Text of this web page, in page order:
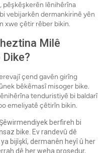
pêşkêşkerên lênihêrîna
vebijarkên dermankirinê yên
xwe çêtir rêber bikin.
Milê
çend gavên girîng
bêkêmasî misoger bike.
tenduristiyê bi baldarî
emeliyatê çêtirîn bikin.
berfireh bi
bike. Ev randevû dê
bijîşkî, dermanên heyî û her
dê her weha prosedur,